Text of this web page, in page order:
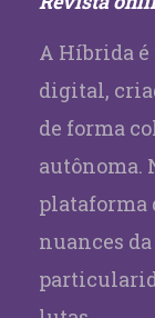
A Híbrida
digital,
de forma
autônoma.
plataforma
nuances